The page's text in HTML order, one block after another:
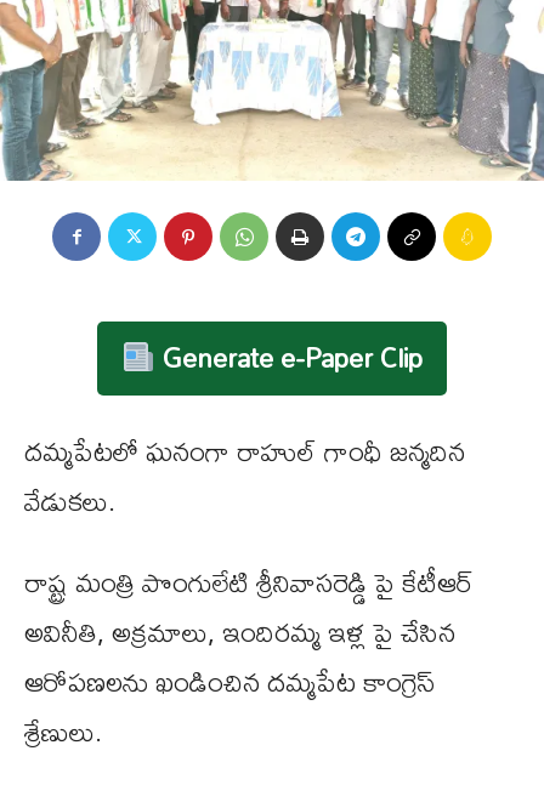
Generate e-Paper Clip
దమ్మపేటలో ఘనంగా రాహుల్ గాంధీ జన్మదిన
వేడుకలు.
రాష్ట్ర మంత్రి పొంగులేటి శ్రీనివాసరెడ్డి పై కేటీఆర్
అవినీతి, అక్రమాలు, ఇందిరమ్మ ఇళ్ల పై చేసిన
ఆరోపణలను ఖండించిన దమ్మపేట కాంగ్రెస్
శ్రేణులు.